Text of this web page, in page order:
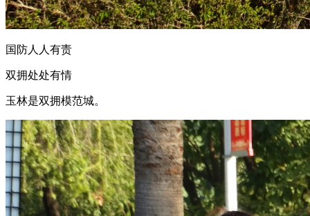
国防人人有责
双拥处处有情
玉林是双拥模范城。